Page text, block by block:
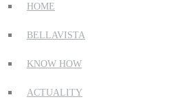
HOME
BELLAVISTA
KNOW HOW
ACTUALITY